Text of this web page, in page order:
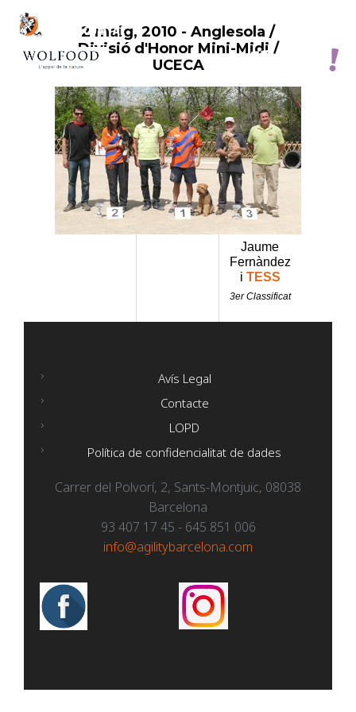
Vés
al
contingut
2 maig, 2010 - Anglesola /
Divisió d'Honor Mini-Midi /
UCECA
Jaume
Fernàndez
i TESS
3er Classificat
Avís Legal
Contacte
LOPD
Política de confidencialitat de dades
Carrer del Polvorí, 2, Sants-Montjuïc, 08038
Barcelona
93 407 17 45 - 645 851 006
info@agilitybarcelona.com